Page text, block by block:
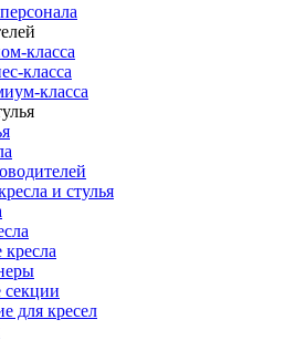
класса
класса
класса
и стулья
для кресел